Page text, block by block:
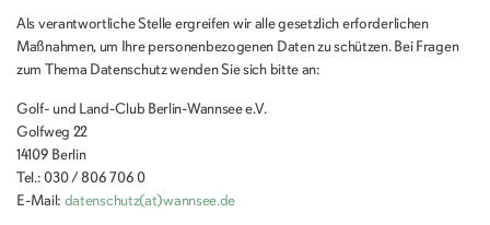
Als verantwortliche Stelle ergreifen wir alle gesetzlich erforderlichen
Maßnahmen, um Ihre personenbezogenen Daten zu schützen. Bei Fragen
zum Thema Datenschutz wenden Sie sich bitte an:
Golf- und Land-Club Berlin-Wannsee e.V.
Golfweg 22
14109 Berlin
Tel.: 030 / 806 706 0
E-Mail: datenschutz(at)wannsee.de